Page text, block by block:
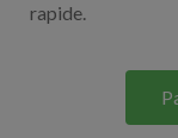
rapide.